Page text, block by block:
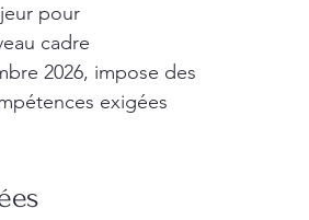
pour
cadre
2026, impose des
exigées